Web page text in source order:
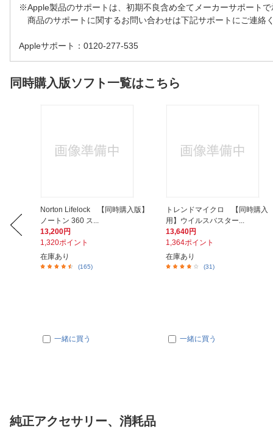
※Apple製品のサポートは、初期不良含め全てメーカーサポートで
商品のサポートに関するお問い合わせは下記サポートにご連絡く
Appleサポート：0120-277-535
同時購入版ソフト一覧はこちら
Norton Lifelock 【同時購入版】
ノートン 360 ス...
13,200円
1,320ポイント
在庫あり
(165)
一緒に買う
トレンドマイクロ 【同時購入
用】ウイルスバスター...
13,640円
1,364ポイント
在庫あり
(31)
一緒に買う
純正アクセサリー、消耗品